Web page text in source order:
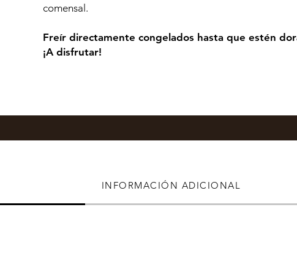
comensal.
Freír directamente congelados hasta que estén
¡A disfrutar!
INFORMACIÓN ADICIONAL